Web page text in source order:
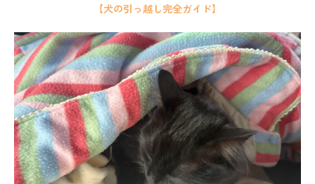
【犬の引っ越し完全ガイド】